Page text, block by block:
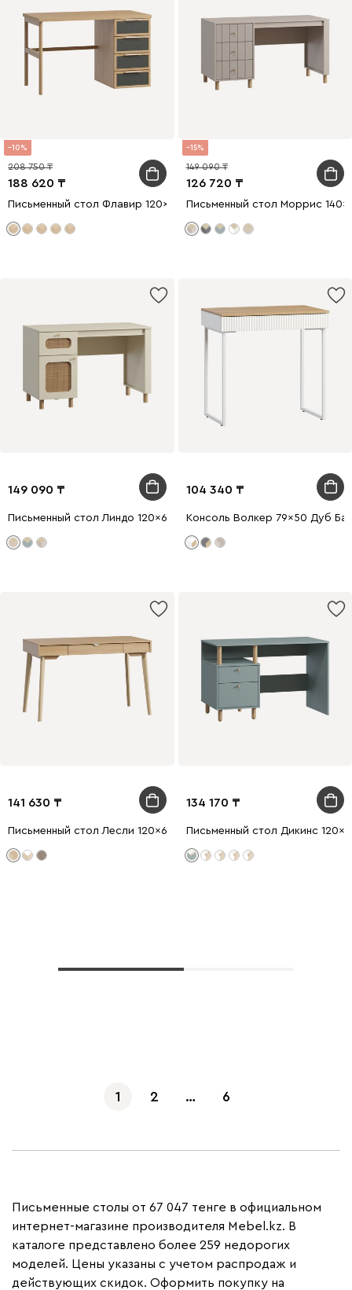
10
188 620
208 750
Письменный стол Флавир 120x60 Рогожка Графитовый
15
126 720
149 090
Письменный стол Моррис
149 090
Письменный стол Линдо 120x60 Светло-бежевый
104 340
Консоль Волкер 79x50 Дуб
141 630
Письменный стол Лесли 120x60 Дуб Барбера
134 170
Письменный стол Дикинс
1 2 … 6
Письменные столы от 67 047 тенге в официальном
интернет-магазине производителя Mebel.kz. В
каталоге представлено более 259 недорогих
моделей. Цены указаны с учетом распродаж и
действующих скидок. Оформить покупку на